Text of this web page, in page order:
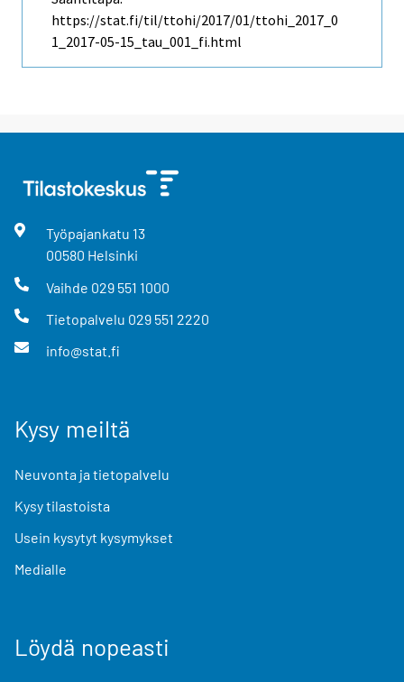
https://stat.fi/til/ttohi/2017/01/ttohi_2017_0
1_2017-05-15_tau_001_fi.html
Työpajankatu 13
00580 Helsinki
Vaihde 029 551 1000
Tietopalvelu 029 551 2220
info@stat.fi
Kysy meiltä
Neuvonta ja tietopalvelu
Kysy tilastoista
Usein kysytyt kysymykset
Medialle
Löydä nopeasti